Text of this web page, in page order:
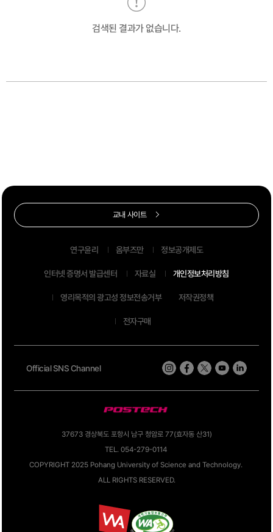
검색된 결과가 없습니다.
37673 경상북도 포항시 남구 청암로 77(효자동 산31)
TEL. 054-279-0114
COPYRIGHT 2025 Pohang University of Science and Technology.
ALL RIGHTS RESERVED.
Official SNS Channel
연구윤리 옴부즈만 정보공개제도
인터넷 증명서 발급센터 자료실 개인정보처리방침
영리목적의 광고성 정보전송거부 저작권정책
전자구매
교내 사이트